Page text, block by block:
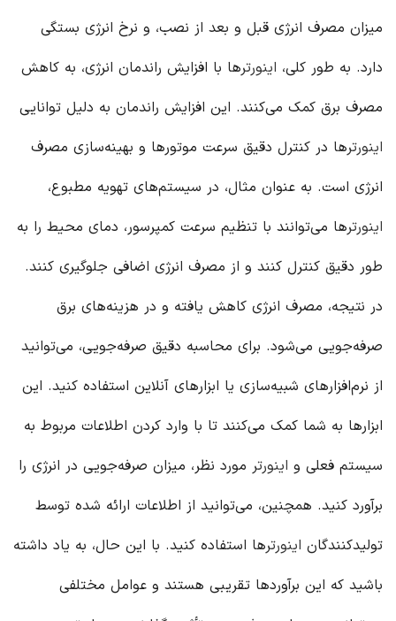
میزان مصرف انرژی قبل و بعد از نصب، و نرخ انرژی بستگی
دارد. به طور کلی، اینورترها با افزایش راندمان انرژی، به کاهش
مصرف برق کمک می‌کنند. این افزایش راندمان به دلیل توانایی
اینورترها در کنترل دقیق سرعت موتورها و بهینه‌سازی مصرف
انرژی است. به عنوان مثال، در سیستم‌های تهویه مطبوع،
اینورترها می‌توانند با تنظیم سرعت کمپرسور، دمای محیط را به
طور دقیق کنترل کنند و از مصرف انرژی اضافی جلوگیری کنند.
در نتیجه، مصرف انرژی کاهش یافته و در هزینه‌های برق
صرفه‌جویی می‌شود. برای محاسبه دقیق صرفه‌جویی، می‌توانید
از نرم‌افزارهای شبیه‌سازی یا ابزارهای آنلاین استفاده کنید. این
ابزارها به شما کمک می‌کنند تا با وارد کردن اطلاعات مربوط به
سیستم فعلی و اینورتر مورد نظر، میزان صرفه‌جویی در انرژی را
برآورد کنید. همچنین، می‌توانید از اطلاعات ارائه شده توسط
تولیدکنندگان اینورترها استفاده کنید. با این حال، به یاد داشته
باشید که این برآوردها تقریبی هستند و عوامل مختلفی